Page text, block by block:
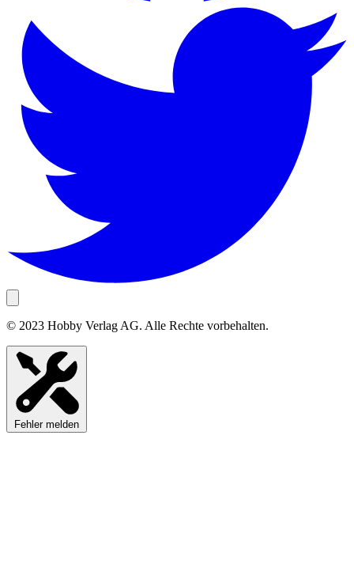
© 2023 Hobby Verlag AG. Alle Rechte vorbehalten.
Fehler melden